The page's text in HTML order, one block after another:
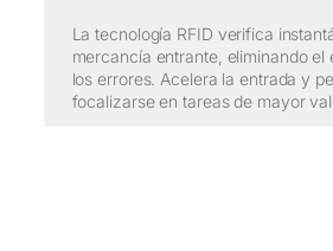
La tecnología RFID verifica
mercancía entrante, eliminando el
los errores. Acelera la entrada y
focalizarse en tareas de mayor